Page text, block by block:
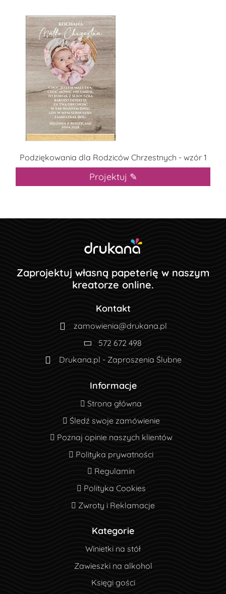
Podziękowania dla Rodziców Chrzestnych - wzór 1
Projektuj ✎
Zaprojektuj własną papeterię w naszym
kreatorze online.
Kontakt
zamowienia@drukana.pl
572 672 498
Drukana.pl - Zaproszenia Ślubne
Informacje
Strona główna
Strona główna
Śledź swoje zamówienie
Śledź swoje zamówienie
Poznaj opinie naszych klientów
Poznaj opinie naszych klientów
Polityka prywatności
Polityka prywatności
Regulamin
Regulamin
Polityka Cookies
Polityka Cookies
Zwroty i Reklamacje
Zwroty i Reklamacje
Kategorie
Winietki na stół
Zawieszki na alkohol
Księgi gości